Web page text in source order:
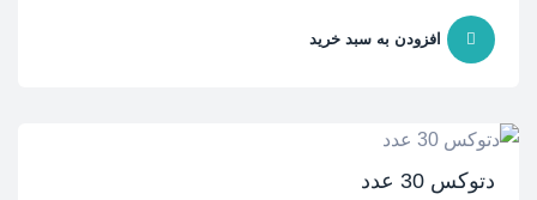
افزودن به سبد خرید
دتوکس 30 عدد